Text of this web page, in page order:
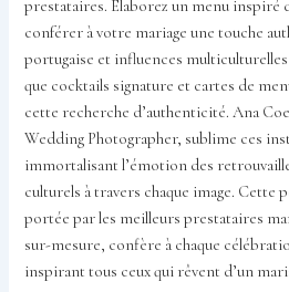
prestataires. Élaborez un menu inspiré
conférer à votre mariage une touche
portugaise et influences
que cocktails signature et cartes de
cette recherche d’authenticité. Ana
Wedding Photographer, sublime ces
immortalisant l’émotion des
culturels à travers chaque image. Cette
portée par les meilleurs prestataires
sur-mesure, confère à chaque
inspirant tous ceux qui rêvent d’un